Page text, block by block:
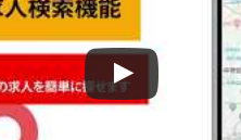
定はマイページから手続きできる
わせしたいときの確認先
併用して求人を比べよう